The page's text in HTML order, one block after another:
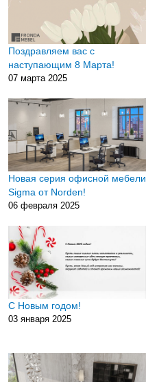
Поздравляем вас с
наступающим 8 Марта!
07 марта 2025
Новая серия офисной мебели
Sigma от Norden!
06 февраля 2025
С Новым годом!
03 января 2025